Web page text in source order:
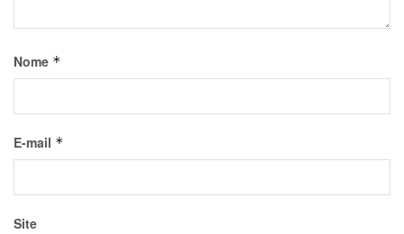
Nome *
E-mail *
Site